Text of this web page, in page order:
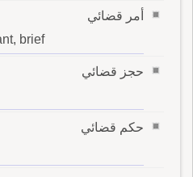
أمر قضائي
brief
حجز قضائي
حكم قضائي